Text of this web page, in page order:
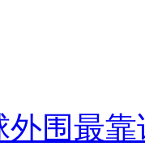
外围最